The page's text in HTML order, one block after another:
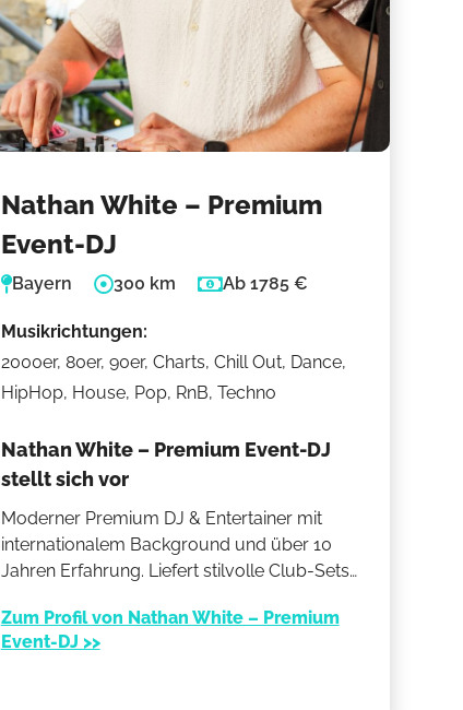
Nathan White – Premium
Event-DJ
Bayern 300 km Ab 1785 €
Musikrichtungen:
2000er, 80er, 90er, Charts, Chill Out, Dance,
HipHop, House, Pop, RnB, Techno
Nathan White – Premium Event-DJ
stellt sich vor
Moderner Premium DJ & Entertainer mit
internationalem Background und über 10
Jahren Erfahrung. Liefert stilvolle Club-Sets
Partys, kombiniert mit kreativen Übergängen,
perfektem Timing und optionalen Live-Acts
Zum Profil von Nathan White – Premium
Event-DJ >>